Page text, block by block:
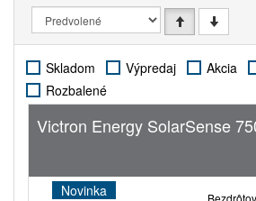
Skladom Výpredaj Akcia
Rozbalené
Victron Energy SolarSense
Novinka